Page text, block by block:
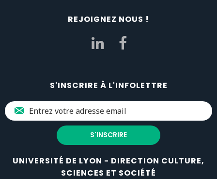
REJOIGNEZ NOUS !
S'INSCRIRE À L'INFOLETTRE
UNIVERSITÉ DE LYON - DIRECTION CULTURE,
SCIENCES ET SOCIÉTÉ